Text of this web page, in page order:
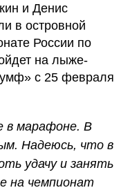
и Денис
в островной
России по
на лыже-
с 25 февраля
в марафоне. В
Надеюсь, что в
удачу и занять
на чемпионат